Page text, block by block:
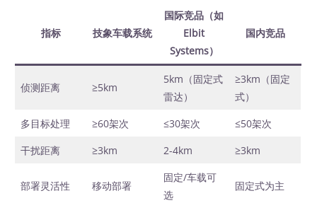
指标 技象车载系统
国际竞品（如
Elbit
Systems）
国内竞品
侦测距离 ≥5km
5km（固定式
雷达）
≥3km（固定
式）
多目标处理
≥60架次 ≤30架次
≤50架次
干扰距离
≥3km 2-4km ≥3km
部署灵活性 移动部署
固定/车载可
选
固定式为主